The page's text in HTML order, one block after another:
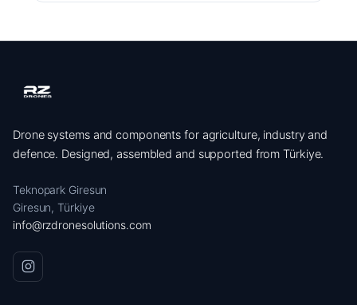
Drone systems and components for agriculture, industry and
defence. Designed, assembled and supported from Türkiye.
Teknopark Giresun
Giresun, Türkiye
info@rzdronesolutions.com